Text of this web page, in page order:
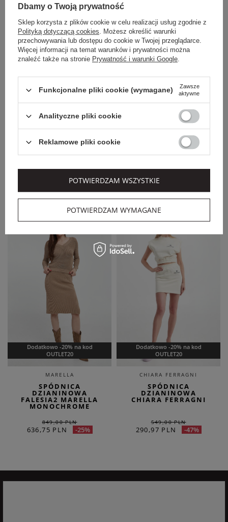
Dodatkowo -20% na kod
KENZO
SPÓDNICA
DZIANINOWA KENZO
2 399,00 PLN
1 559,35 PLN -35%
ELISABETTA FRANCHI
SPÓDNICA
DZIANINOWA
ELISABETTA FRANCHI
1 449,00 PLN
1 159,20 PLN
Dodatkowo -20% na kod
OUTLET20
MARELLA
SPÓDNICA
DZIANINOWA
FALESIA2 MARELLA
MONOCHROME
849,00 PLN
636,75 PLN -25%
Dodatkowo -20% na kod
OUTLET20
SALE
CHIARA FERRAGNI
SPÓDNICA
DZIANINOWA
CHIARA FERRAGNI
549,00 PLN
290,97 PLN -47%
Dbamy o Twoją prywatność
Sklep korzysta z plików cookie w celu realizacji usług zgodnie z
Polityką dotyczącą cookies. Możesz określić warunki
przechowywania lub dostępu do cookie w Twojej przeglądarce.
Więcej informacji na temat warunków i prywatności można
znaleźć także na stronie Prywatność i warunki Google.
Funkcjonalne pliki cookie (wymagane)
Zawsze
aktywne
Analityczne pliki cookie
Reklamowe pliki cookie
POTWIERDZAM WYMAGANE
POTWIERDZAM WSZYSTKIE